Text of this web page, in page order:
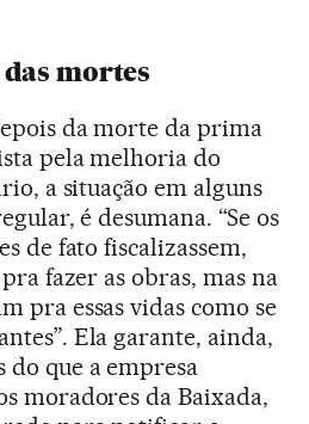
mortes
da morte da prima
pela melhoria do
a situação em alguns
é desumana. “Se os
de fato fiscalizassem,
fazer as obras, mas na
pra essas vidas como se
Ela garante, ainda,
do que a empresa
moradores da Baixada,